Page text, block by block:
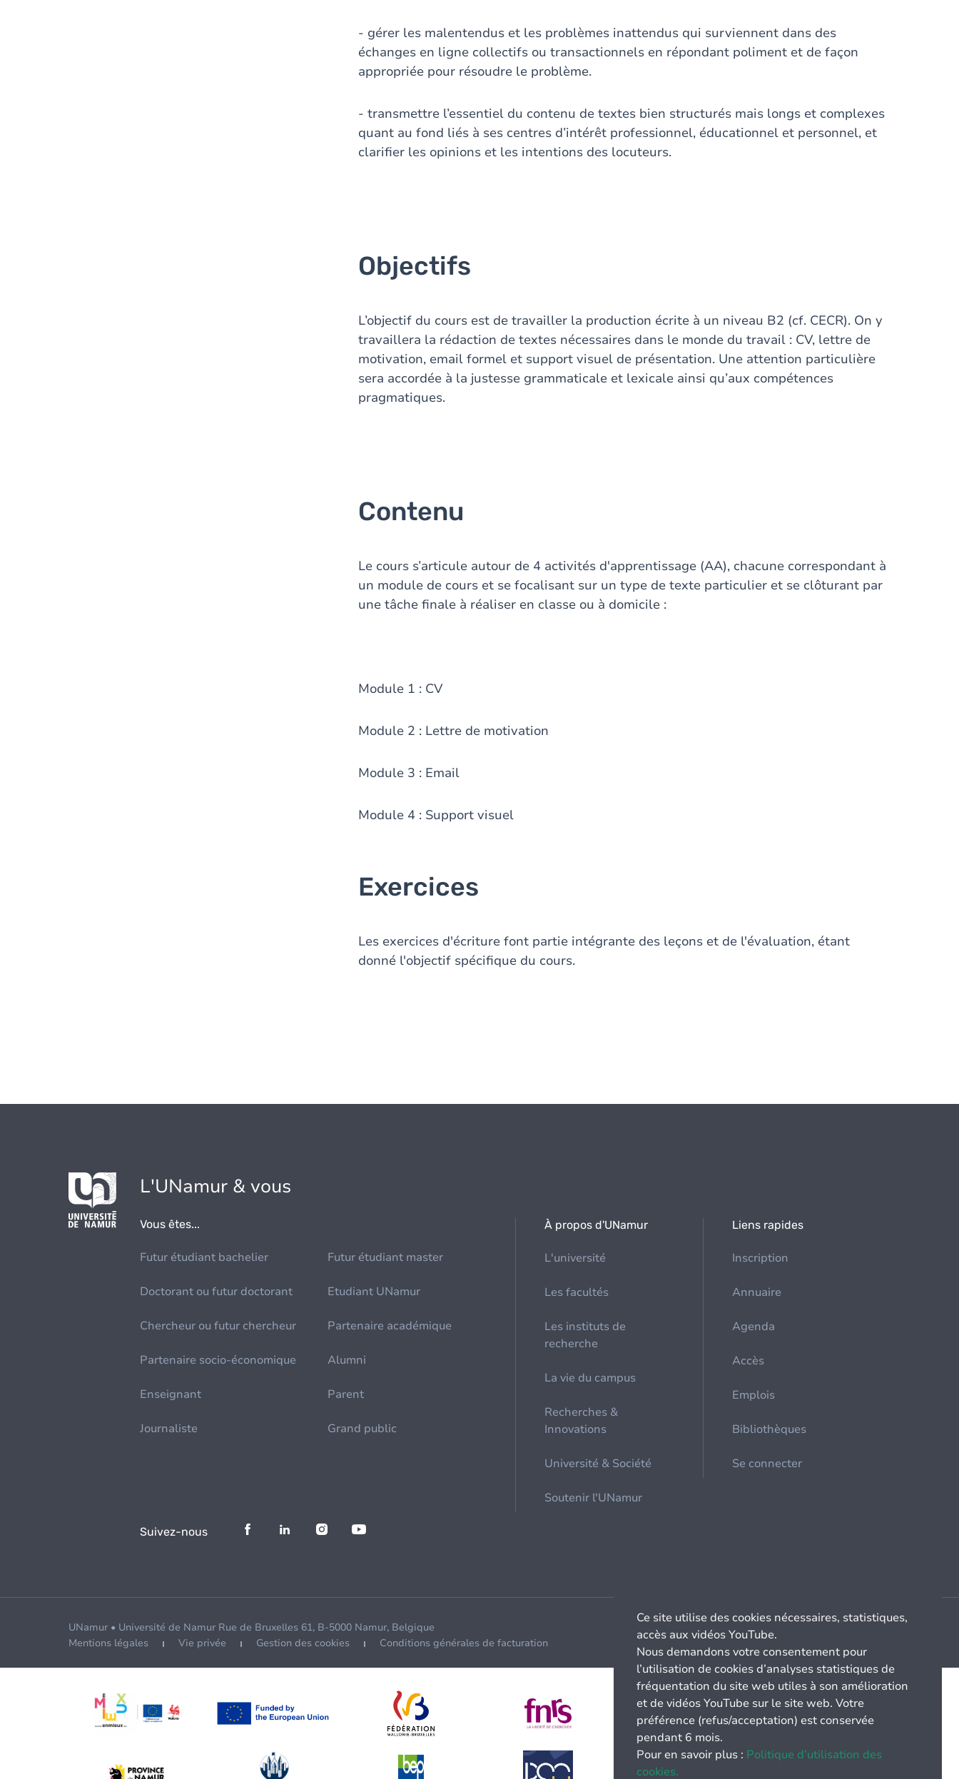
- gérer les malentendus et les problèmes inattendus qui surviennent dans des
échanges en ligne collectifs ou transactionnels en répondant poliment et de façon
appropriée pour résoudre le problème.
- transmettre l’essentiel du contenu de textes bien structurés mais longs et complexes
quant au fond liés à ses centres d’intérêt professionnel, éducationnel et personnel, et
clarifier les opinions et les intentions des locuteurs.
Objectifs
L’objectif du cours est de travailler la production écrite à un niveau B2 (cf. CECR). On y
travaillera la rédaction de textes nécessaires dans le monde du travail : CV, lettre de
motivation, email formel et support visuel de présentation. Une attention particulière
sera accordée à la justesse grammaticale et lexicale ainsi qu’aux compétences
pragmatiques.
Contenu
Le cours s’articule autour de 4 activités d'apprentissage (AA), chacune correspondant à
un module de cours et se focalisant sur un type de texte particulier et se clôturant par
une tâche finale à réaliser en classe ou à domicile :
Module 1 : CV
Module 2 : Lettre de motivation
Module 3 : Email
Module 4 : Support visuel
Exercices
Les exercices d'écriture font partie intégrante des leçons et de l'évaluation, étant
donné l'objectif spécifique du cours.
L'UNamur & vous
Vous êtes...
Futur étudiant bachelier Futur étudiant master
Doctorant ou futur doctorant Etudiant UNamur
Chercheur ou futur chercheur Partenaire académique
Partenaire socio-économique Alumni
Enseignant Parent
Journaliste Grand public
À propos d'UNamur
L'université
Les facultés
Les instituts de
recherche
La vie du campus
Recherches &
Innovations
Université & Société
Soutenir l'UNamur
Liens rapides
Inscription
Annuaire
Agenda
Accès
Emplois
Bibliothèques
Se connecter
Suivez-nous
UNamur • Université de Namur Rue de Bruxelles 61, B-5000 Namur, Belgique
Mentions légales
Vie privée Gestion des cookies Conditions générales de facturation
Ce site utilise des cookies nécessaires, statistiques,
accès aux vidéos YouTube.
Nous demandons votre consentement pour
l’utilisation de cookies d’analyses statistiques de
fréquentation du site web utiles à son amélioration
et de vidéos YouTube sur le site web. Votre
préférence (refus/acceptation) est conservée
pendant 6 mois.
Pour en savoir plus : Politique d’utilisation des
cookies.